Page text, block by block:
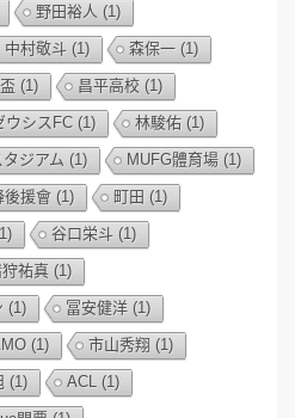
野田裕人 (1)
中村敬斗 (1) 森保一 (1)
(1) 昌平高校 (1)
ウシスFC (1) 林駿佑 (1)
ジアム (1) MUFG體育場 (1)
後援會 (1) 町田 (1)
谷口栄斗 (1)
祐真 (1)
(1) 冨安健洋 (1)
(1) 市山秀翔 (1)
(1) ACL (1)